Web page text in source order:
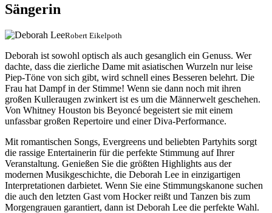
Sängerin
Robert Eikelpoth
Deborah ist sowohl optisch als auch gesanglich ein Genuss. Wer
dachte, dass die zierliche Dame mit asiatischen Wurzeln nur leise
Piep-Töne von sich gibt, wird schnell eines Besseren belehrt. Die
Frau hat Dampf in der Stimme! Wenn sie dann noch mit ihren
großen Kulleraugen zwinkert ist es um die Männerwelt geschehen.
Von Whitney Houston bis Beyoncé begeistert sie mit einem
unfassbar großen Repertoire und einer Diva-Performance.
Mit romantischen Songs, Evergreens und beliebten Partyhits sorgt
die rassige Entertainerin für die perfekte Stimmung auf Ihrer
Veranstaltung. Genießen Sie die größten Highlights aus der
modernen Musikgeschichte, die Deborah Lee in einzigartigen
Interpretationen darbietet. Wenn Sie eine Stimmungskanone suchen
die auch den letzten Gast vom Hocker reißt und Tanzen bis zum
Morgengrauen garantiert, dann ist Deborah Lee die perfekte Wahl.